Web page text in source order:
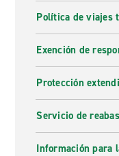
Política de viajes
Exención de
Protección
Servicio de
Información para